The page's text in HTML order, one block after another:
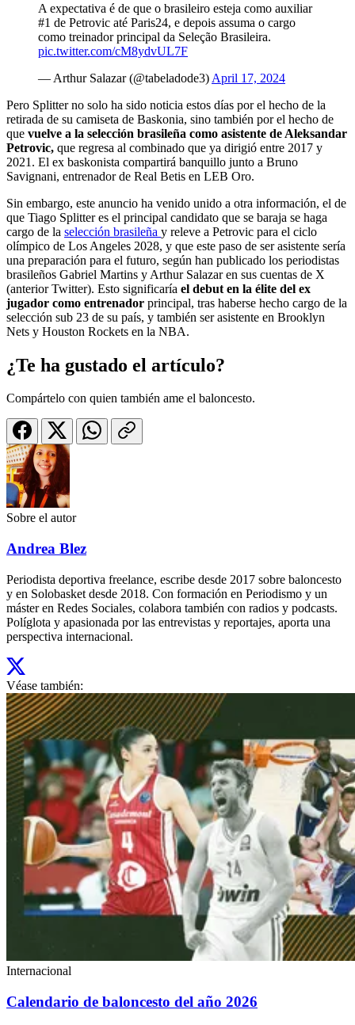
A expectativa é de que o brasileiro esteja como auxiliar
#1 de Petrovic até Paris24, e depois assuma o cargo
como treinador principal da Seleção Brasileira.
pic.twitter.com/cM8ydvUL7F
— Arthur Salazar (@tabeladode3) April 17, 2024
Pero Splitter no solo ha sido noticia estos días por el hecho de la
retirada de su camiseta de Baskonia, sino también por el hecho de
que vuelve a la selección brasileña como asistente de Aleksandar
Petrovic, que regresa al combinado que ya dirigió entre 2017 y
2021. El ex baskonista compartirá banquillo junto a Bruno
Savignani, entrenador de Real Betis en LEB Oro.
Sin embargo, este anuncio ha venido unido a otra información, el de
que Tiago Splitter es el principal candidato que se baraja se haga
cargo de la selección brasileña y releve a Petrovic para el ciclo
olímpico de Los Angeles 2028, y que este paso de ser asistente sería
una preparación para el futuro, según han publicado los periodistas
brasileños Gabriel Martins y Arthur Salazar en sus cuentas de X
(anterior Twitter). Esto significaría el debut en la élite del ex
jugador como entrenador principal, tras haberse hecho cargo de la
selección sub 23 de su país, y también ser asistente en Brooklyn
Nets y Houston Rockets en la NBA.
¿Te ha gustado el artículo?
Compártelo con quien también ame el baloncesto.
Sobre el autor
Andrea Blez
Periodista deportiva freelance, escribe desde 2017 sobre baloncesto
y en Solobasket desde 2018. Con formación en Periodismo y un
máster en Redes Sociales, colabora también con radios y podcasts.
Políglota y apasionada por las entrevistas y reportajes, aporta una
perspectiva internacional.
Véase también:
Internacional
Calendario de baloncesto del año 2026